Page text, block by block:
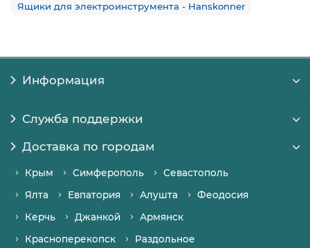
Ящики для электроинструмента - Hanskonner
Информация
Служба поддержки
Доставка по городам
Крым Симферополь
Севастополь
Ялта
Евпатория Алушта
Феодосия
Керчь
Джанкой
Армянск
Красноперекопск
Раздольное